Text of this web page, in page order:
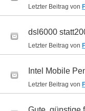
Letzter Beitrag von
dsl6000
Letzter Beitrag von
Intel Mobile
Letzter Beitrag von